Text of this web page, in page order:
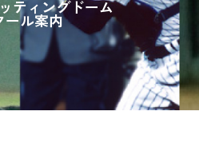
営業案内
スクール案内
ティングドーム
ール案内